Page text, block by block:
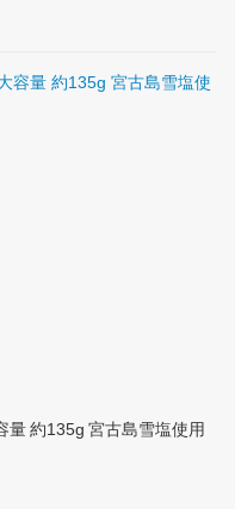
約135g 宮古島雪塩使用